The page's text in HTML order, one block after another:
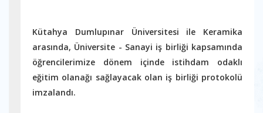
Kütahya Dumlupınar Üniversitesi ile Keramika
arasında, Üniversite - Sanayi iş birliği kapsamında
öğrencilerimize dönem içinde istihdam odaklı
eğitim olanağı sağlayacak olan iş birliği protokolü
imzalandı.